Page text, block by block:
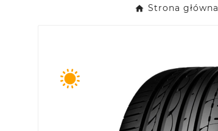
Strona główna